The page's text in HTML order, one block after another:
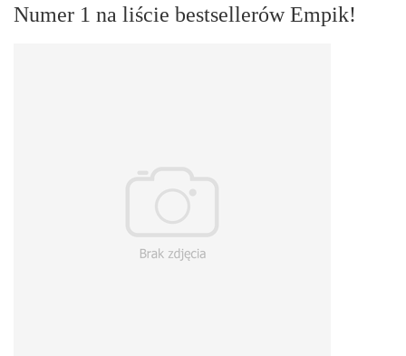
Numer 1 na liście bestsellerów Empik!